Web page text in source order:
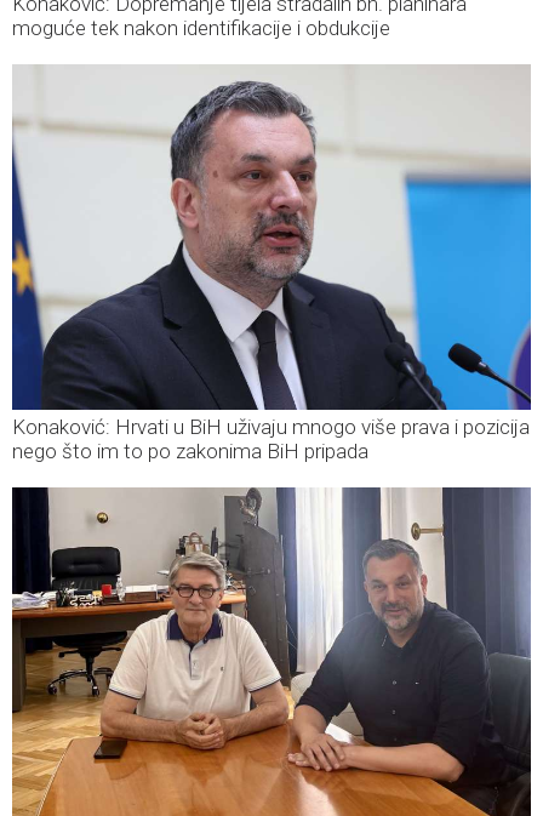
moguće tek nakon identifikacije i obdukcije
Konaković: Hrvati u BiH uživaju mnogo više prava i pozicija
nego što im to po zakonima BiH pripada